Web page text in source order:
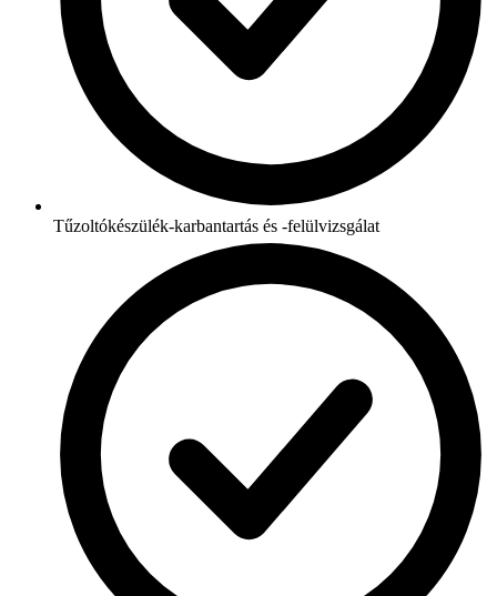
Tűzoltókészülék-karbantartás és -felülvizsgálat